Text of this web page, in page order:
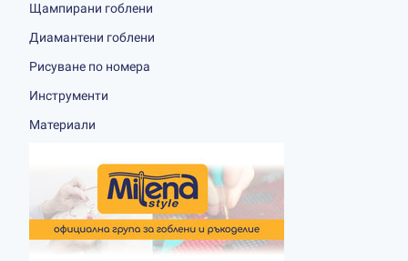
Щампирани гоблени
Диамантени гоблени
Рисуване по номера
Инструменти
Материали